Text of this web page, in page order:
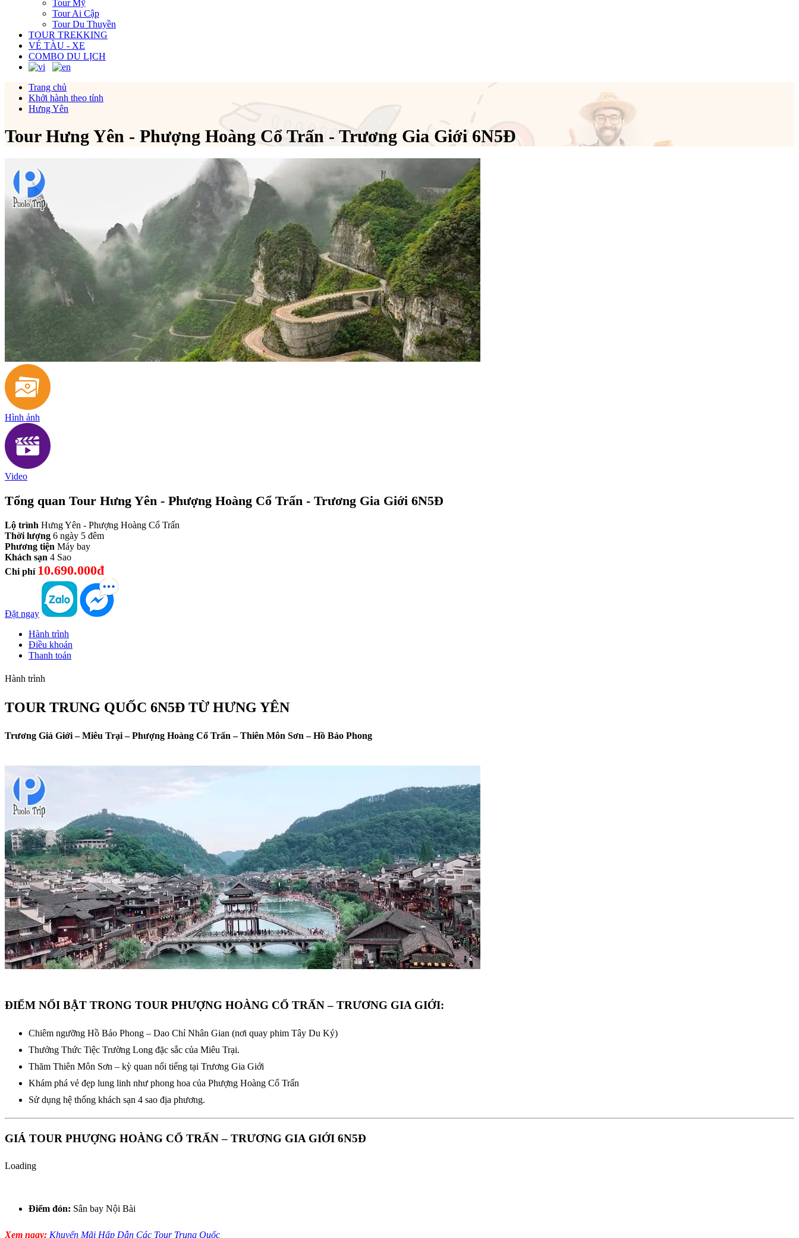
Tour Mỹ
Tour Ai Cập
Tour Du Thuyền
TOUR TREKKING
VÉ TÀU - XE
COMBO DU LỊCH
Trang chủ
Khởi hành theo tỉnh
Hưng Yên
Tour Hưng Yên - Phượng Hoàng Cổ Trấn - Trương Gia Giới 6N5Đ
Hình ảnh
Video
Tổng quan Tour Hưng Yên - Phượng Hoàng Cổ Trấn - Trương Gia Giới 6N5Đ
Lộ trình Hưng Yên - Phượng Hoàng Cổ Trấn
Thời lượng 6 ngày 5 đêm
Phương tiện Máy bay
Khách sạn 4 Sao
Chi phí 10.690.000đ
Đặt ngay
Hành trình
Điều khoản
Thanh toán
Hành trình
TOUR TRUNG QUỐC 6N5Đ TỪ HƯNG YÊN
Trương Giá Giới – Miêu Trại – Phượng Hoàng Cổ Trấn – Thiên Môn Sơn – Hồ Bảo Phong
ĐIỂM NỔI BẬT TRONG TOUR PHƯỢNG HOÀNG CỔ TRẤN – TRƯƠNG GIA GIỚI:
Chiêm ngưỡng Hồ Bảo Phong – Dao Chỉ Nhân Gian (nơi quay phim Tây Du Ký)
Thưởng Thức Tiệc Trường Long đặc sắc của Miêu Trại.
Thăm Thiên Môn Sơn – kỳ quan nổi tiếng tại Trương Gia Giới
Khám phá vẻ đẹp lung linh như phong hoa của Phượng Hoàng Cổ Trấn
Sử dụng hệ thống khách sạn 4 sao địa phương.
GIÁ TOUR PHƯỢNG HOÀNG CỔ TRẤN – TRƯƠNG GIA GIỚI 6N5Đ
Loading
Điểm đón: Sân bay Nội Bài
Xem ngay: Khuyến Mãi Hấp Dẫn Các Tour Trung Quốc